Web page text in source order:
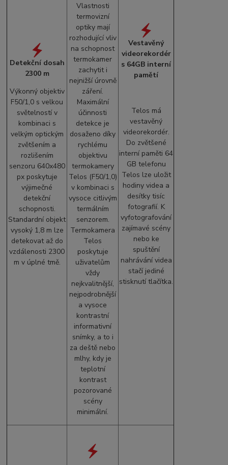
Detekční dosah
2300 m
Výkonný objektiv
F50/1,0 s velkou
světelností v
kombinaci s
velkým optickým
zvětšením a
rozlišením
senzoru 640x480
px poskytuje
výjimečné
detekční
schopnosti.
Standardní objekt
vysoký 1,8 m lze
detekovat až do
vzdálenosti 2300
m v úplné tmě.
Vlastnosti
termovizní
optiky mají
rozhodující vliv
na schopnost
termokamer
zachytit i
nejnižší úrovně
záření.
Maximální
účinnosti
detekce je
dosaženo díky
rychlému
objektivu
termokamery
Telos (F50/1,0)
v kombinaci s
vysoce citlivým
termálním
senzorem.
Termokamera
Telos
poskytuje
uživatelům
vždy
nejkvalitnější,
nejpodrobnější
a vysoce
kontrastní
informativní
snímky, a to i
za deště nebo
mlhy, kdy je
teplotní
kontrast
pozorované
scény
minimální.
Vestavěný
videorekordér
s 64GB interní
pamětí
Telos má
vestavěný
videorekordér.
Do zvětšené
interní paměti 64
GB telefonu
Telos lze uložit
hodiny videa a
desítky tisíc
fotografií. K
vyfotografování
zajímavé scény
nebo ke
spuštění
nahrávání videa
stačí jediné
stisknutí tlačítka.